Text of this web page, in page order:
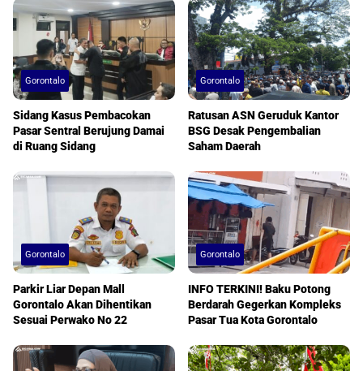
Gorontalo
Sidang Kasus Pembacokan
Pasar Sentral Berujung Damai
di Ruang Sidang
Gorontalo
Ratusan ASN Geruduk Kantor
BSG Desak Pengembalian
Saham Daerah
Gorontalo
Parkir Liar Depan Mall
Gorontalo Akan Dihentikan
Sesuai Perwako No 22
Gorontalo
INFO TERKINI! Baku Potong
Berdarah Gegerkan Kompleks
Pasar Tua Kota Gorontalo